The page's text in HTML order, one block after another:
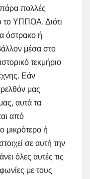
πάρα πολλές
το ΥΠΠΟΑ. Διότι
όστρακο ή
μέσα στο
τεκμήριο
Εάν
μας
αυτά τα
από
μικρότερο ή
σε αυτή την
όλες αυτές τις
με τους